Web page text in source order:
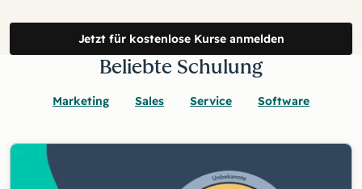
Jetzt für kostenlose Kurse anmelden
Beliebte Schulung
Marketing Sales Service Software